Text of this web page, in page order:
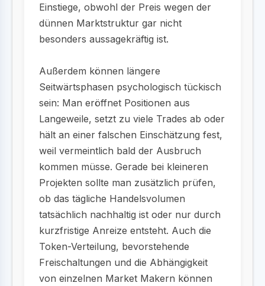
Einstiege, obwohl der Preis wegen der
dünnen Marktstruktur gar nicht
besonders aussagekräftig ist.
Außerdem können längere
Seitwärtsphasen psychologisch tückisch
sein: Man eröffnet Positionen aus
Langeweile, setzt zu viele Trades ab oder
hält an einer falschen Einschätzung fest,
weil vermeintlich bald der Ausbruch
kommen müsse. Gerade bei kleineren
Projekten sollte man zusätzlich prüfen,
ob das tägliche Handelsvolumen
tatsächlich nachhaltig ist oder nur durch
kurzfristige Anreize entsteht. Auch die
Token-Verteilung, bevorstehende
Freischaltungen und die Abhängigkeit
von einzelnen Market Makern können